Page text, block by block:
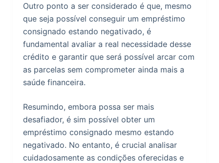
Outro ponto a ser considerado é que, mesmo
que seja possível conseguir um empréstimo
consignado estando negativado, é
fundamental avaliar a real necessidade desse
crédito e garantir que será possível arcar com
as parcelas sem comprometer ainda mais a
saúde financeira.
Resumindo, embora possa ser mais
desafiador, é sim possível obter um
empréstimo consignado mesmo estando
negativado. No entanto, é crucial analisar
cuidadosamente as condições oferecidas e